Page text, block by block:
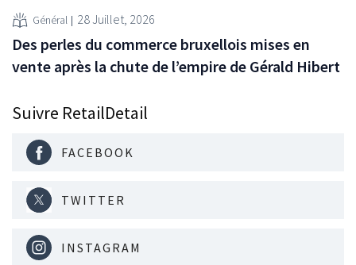
Général 28 Juillet, 2026
Des perles du commerce bruxellois mises en
vente après la chute de l’empire de Gérald Hibert
Suivre RetailDetail
FACEBOOK
TWITTER
INSTAGRAM